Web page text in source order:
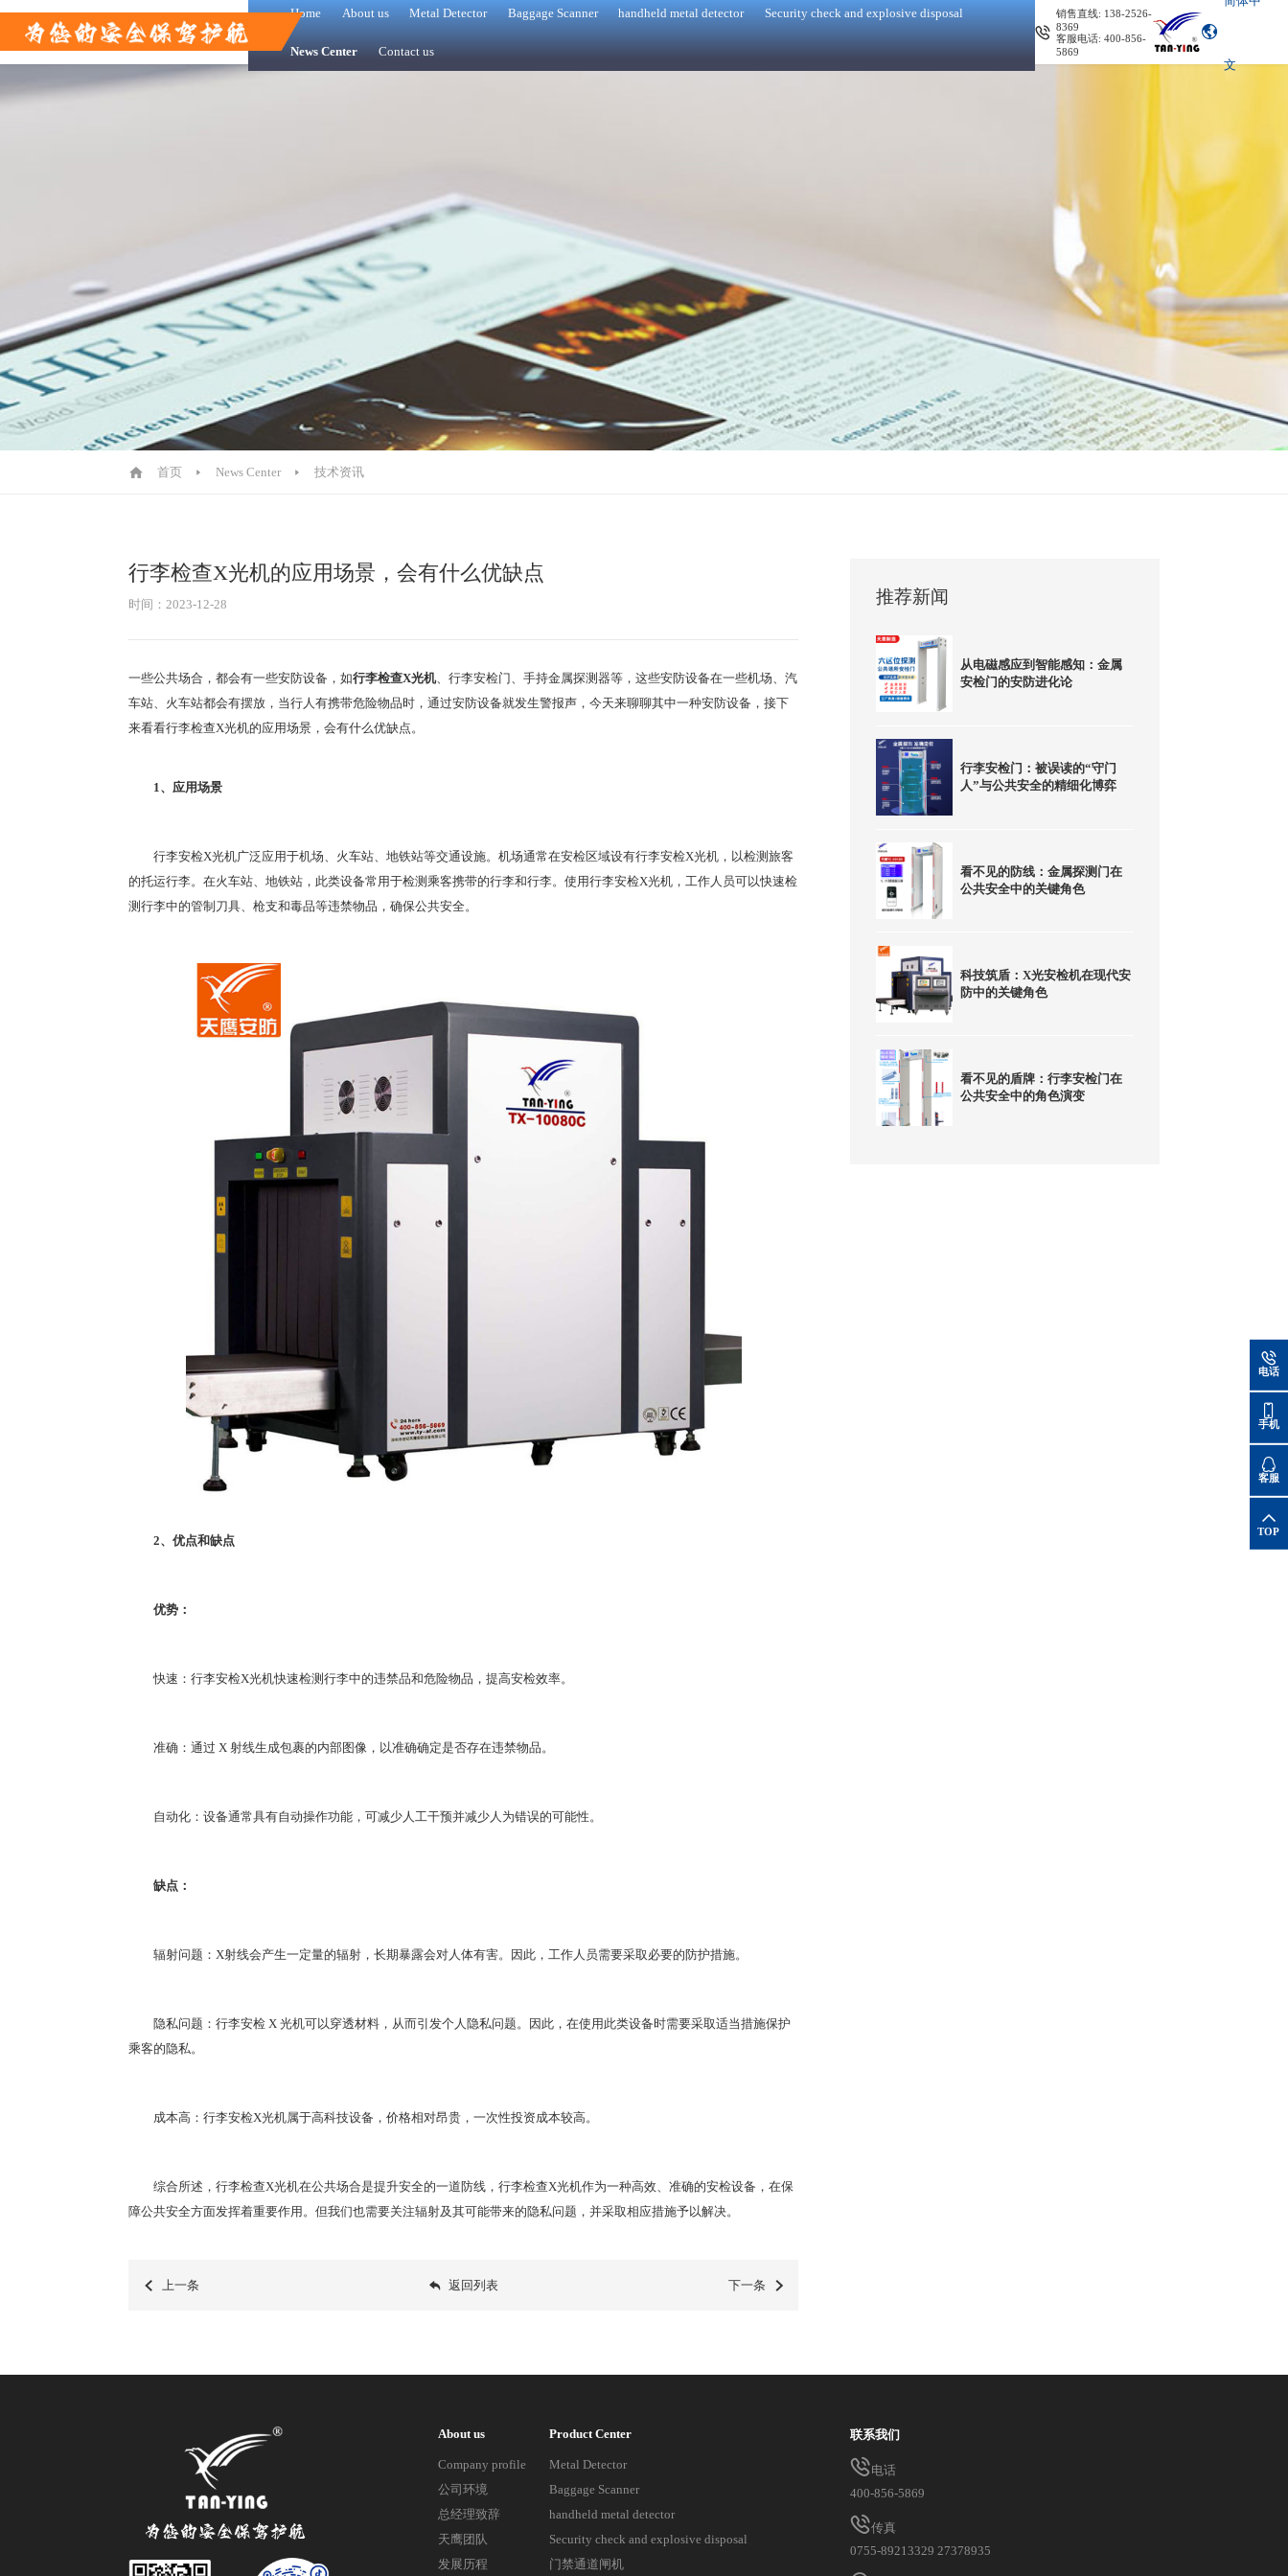
Home About us Metal Detector Baggage Scanner handheld metal detector Security check and explosive disposal
News Center Contact us
销售直线: 138-2526-
8369
客服电话: 400-856-
5869
文
首页 News Center 技术资讯
行李检查X光机的应用场景，会有什么优缺点
时间：2023-12-28
一些公共场合，都会有一些安防设备，如行李检查X光机、行李安检门、手持金属探测器等，这些安防设备在一些机场、汽
车站、火车站都会有摆放，当行人有携带危险物品时，通过安防设备就发生警报声，今天来聊聊其中一种安防设备，接下
来看看行李检查X光机的应用场景，会有什么优缺点。
1、应用场景
行李安检X光机广泛应用于机场、火车站、地铁站等交通设施。机场通常在安检区域设有行李安检X光机，以检测旅客
的托运行李。在火车站、地铁站，此类设备常用于检测乘客携带的行李和行李。使用行李安检X光机，工作人员可以快速检
测行李中的管制刀具、枪支和毒品等违禁物品，确保公共安全。
2、优点和缺点
优势：
快速：行李安检X光机快速检测行李中的违禁品和危险物品，提高安检效率。
准确：通过 X 射线生成包裹的内部图像，以准确确定是否存在违禁物品。
自动化：设备通常具有自动操作功能，可减少人工干预并减少人为错误的可能性。
缺点：
辐射问题：X射线会产生一定量的辐射，长期暴露会对人体有害。因此，工作人员需要采取必要的防护措施。
隐私问题：行李安检 X 光机可以穿透材料，从而引发个人隐私问题。因此，在使用此类设备时需要采取适当措施保护
乘客的隐私。
成本高：行李安检X光机属于高科技设备，价格相对昂贵，一次性投资成本较高。
综合所述，行李检查X光机在公共场合是提升安全的一道防线，行李检查X光机作为一种高效、准确的安检设备，在保
障公共安全方面发挥着重要作用。但我们也需要关注辐射及其可能带来的隐私问题，并采取相应措施予以解决。
上一条 返回列表 下一条
推荐新闻
从电磁感应到智能感知：金属
安检门的安防进化论
行李安检门：被误读的“守门
人”与公共安全的精细化博弈
看不见的防线：金属探测门在
公共安全中的关键角色
科技筑盾：X光安检机在现代安
防中的关键角色
看不见的盾牌：行李安检门在
公共安全中的角色演变
About us
Company profile
公司环境
总经理致辞
天鹰团队
发展历程
Product Center
Metal Detector
Baggage Scanner
handheld metal detector
Security check and explosive disposal
门禁通道闸机
联系我们
电话
400-856-5869
传真
0755-89213329 27378935
电话
手机
客服
TOP